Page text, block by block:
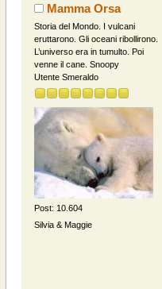
Mamma Orsa
Storia del Mondo. I vulcani
eruttarono. Gli oceani ribollirono.
L’universo era in tumulto. Poi
venne il cane. Snoopy
Utente Smeraldo
Post: 10.604
Silvia & Maggie